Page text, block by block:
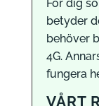
För dig
betyder
behöver
4G.
fungera
VÅRT